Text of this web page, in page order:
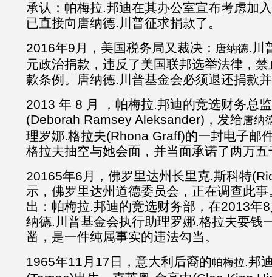
承认：帕梅拉.邦迪在其办公室宣布考虑加
已直接向唐纳德.川普征求捐款了。
2016年9月，美国税务局又裁决： 唐纳德.川
元政治捐款，违反了美国联邦选举法律，
款条例。唐纳德.川普基金会必须退还捐款
2013 年 8 月 ，帕梅拉.邦迪的竞选财务总
(Deborah Ramsey Aleksander)，发给唐纳
理罗娜.格拉夫(Rhona Graff)的一封电子邮
格拉夫抽空与她会面，并当面承诺了两万
20165年6月，佛罗里达州长里克.斯科特
示，佛罗里达州道德委员会，正在调查此
出：帕梅拉.邦迪的竞选财务部，在2013年
纳德.川普基金会执行助理罗娜.格拉夫要钱
凿，是一件纯属事实的违法勾当。
1965年11月17日，意大利后裔的帕梅拉.邦